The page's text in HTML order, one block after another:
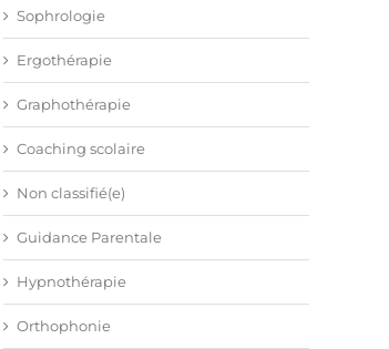
Sophrologie
Ergothérapie
Graphothérapie
Coaching scolaire
Non classifié(e)
Guidance Parentale
Hypnothérapie
Orthophonie